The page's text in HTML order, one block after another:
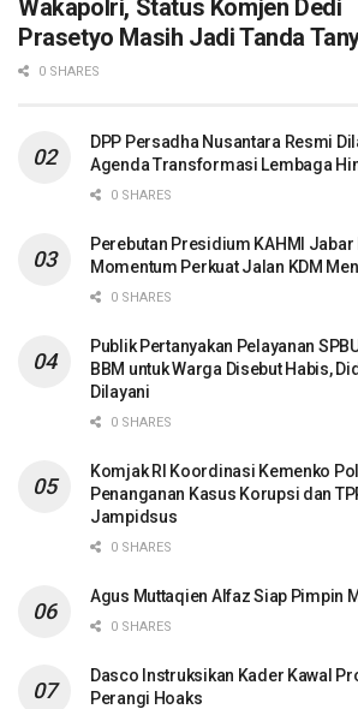
Wakapolri, Status Komjen Dedi
Prasetyo Masih Jadi Tanda
0 SHARES
DPP Persadha Nusantara Resmi
Agenda Transformasi Lembaga
0 SHARES
Perebutan Presidium KAHMI
Momentum Perkuat Jalan KDM
0 SHARES
Publik Pertanyakan Pelayanan
BBM untuk Warga Disebut Habis,
Dilayani
0 SHARES
Komjak RI Koordinasi Kemenko
Penanganan Kasus Korupsi dan
Jampidsus
0 SHARES
Agus Muttaqien Alfaz Siap Pimpin
0 SHARES
Dasco Instruksikan Kader Kawal
Perangi Hoaks